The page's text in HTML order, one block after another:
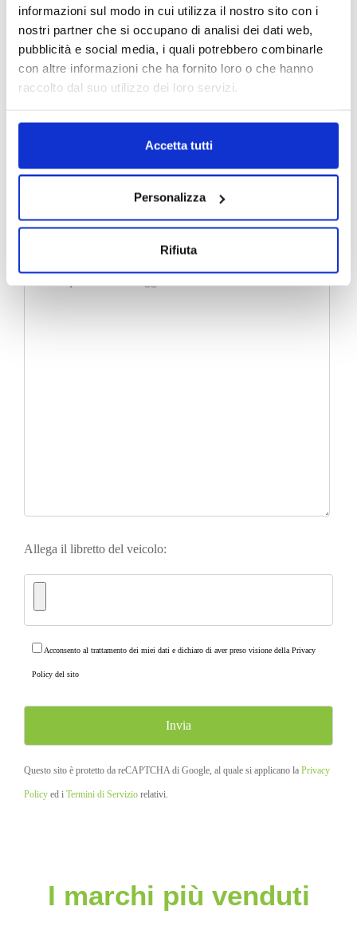
informazioni sul modo in cui utilizza il nostro sito con i
nostri partner che si occupano di analisi dei dati web,
pubblicità e social media, i quali potrebbero combinarle
con altre informazioni che ha fornito loro o che hanno
raccolto dal suo utilizzo dei loro servizi.
Accetta tutti
Personalizza
Rifiuta
Allega il libretto del veicolo:
Acconsento al trattamento dei miei dati e dichiaro di aver preso visione dellaPrivacy
Policy del sito
Questo sito è protetto da reCAPTCHA di Google, al quale si applicano la Privacy
Policy ed i Termini di Servizio relativi.
I marchi più venduti